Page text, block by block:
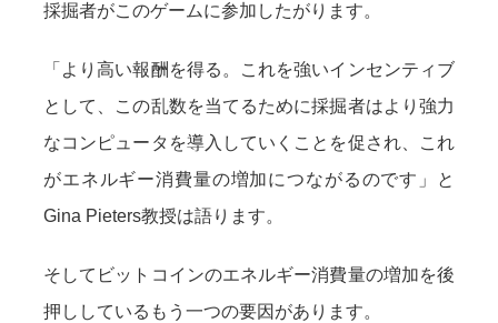
採掘者がこのゲームに参加したがります。
「より高い報酬を得る。これを強いインセンティブ
として、この乱数を当てるために採掘者はより強力
なコンピュータを導入していくことを促され、これ
がエネルギー消費量の増加につながるのです」と
Gina Pieters教授は語ります。
そしてビットコインのエネルギー消費量の増加を後
押ししているもう一つの要因があります。